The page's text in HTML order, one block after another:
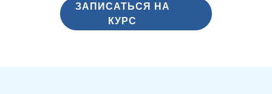
ЗАПИСАТЬСЯ НА
КУРС